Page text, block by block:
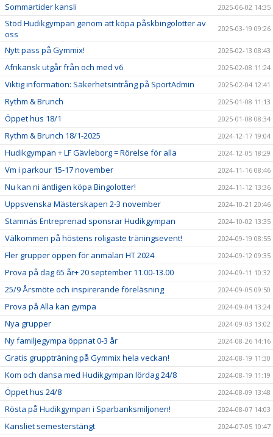
Sommartider kansli 2025-06-02 14:35
Stöd Hudikgympan genom att köpa påskbingolotter av
oss
2025-03-19 09:26
Nytt pass på Gymmix! 2025-02-13 08:43
Afrikansk utgår från och med v6 2025-02-08 11:24
Viktig information: Säkerhetsintrång på SportAdmin 2025-02-04 12:41
Rythm & Brunch 2025-01-08 11:13
Öppet hus 18/1 2025-01-08 08:34
Rythm & Brunch 18/1-2025 2024-12-17 19:04
Hudikgympan + LF Gävleborg = Rörelse för alla 2024-12-05 18:29
Vm i parkour 15-17 november 2024-11-16 08:46
Nu kan ni äntligen köpa Bingolotter! 2024-11-12 13:36
Uppsvenska Mästerskapen 2-3 november 2024-10-21 20:46
Stamnäs Entreprenad sponsrar Hudikgympan 2024-10-02 13:35
Välkommen på höstens roligaste träningsevent! 2024-09-19 08:55
Fler grupper öppen för anmälan HT 2024 2024-09-12 09:35
Prova på dag 65 år+ 20 september 11.00-13.00 2024-09-11 10:32
25/9 Årsmöte och inspirerande föreläsning 2024-09-05 09:50
Prova på Alla kan gympa 2024-09-04 13:24
Nya grupper 2024-09-03 13:02
Ny familjegympa öppnat 0-3 år 2024-08-26 14:16
Gratis gruppträning på Gymmix hela veckan! 2024-08-19 11:30
Kom och dansa med Hudikgympan lördag 24/8 2024-08-19 11:19
Öppet hus 24/8 2024-08-09 13:48
Rösta på Hudikgympan i Sparbanksmiljonen! 2024-08-07 14:03
Kansliet semesterstängt 2024-07-05 10:47